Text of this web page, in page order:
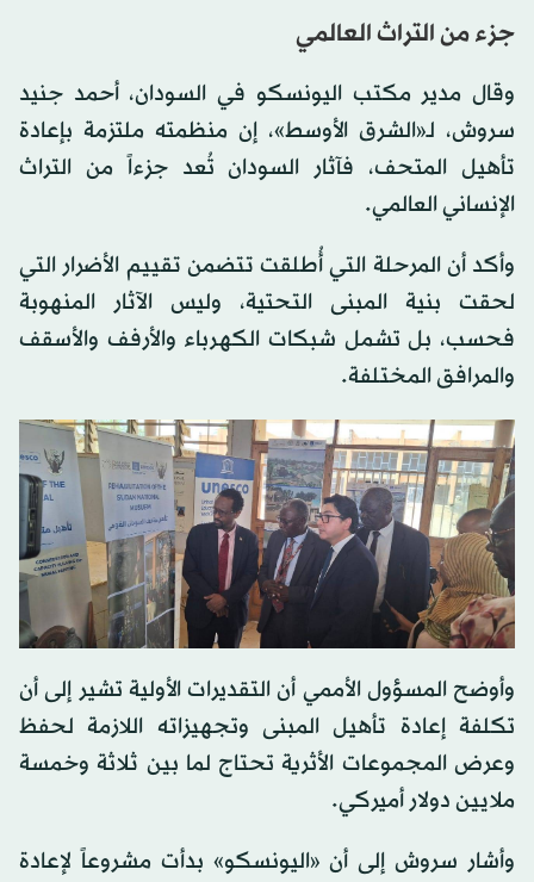
جزء من التراث العالمي
وقال مدير مكتب اليونسكو في السودان، أحمد جنيد
سروش، لـ«الشرق الأوسط»، إن منظمته ملتزمة بإعادة
تأهيل المتحف، فآثار السودان تُعد جزءاً من التراث
الإنساني العالمي.
وأكد أن المرحلة التي أُطلقت تتضمن تقييم الأضرار التي
لحقت بنية المبنى التحتية، وليس الآثار المنهوبة
فحسب، بل تشمل شبكات الكهرباء والأرفف والأسقف
والمرافق المختلفة.
وأوضح المسؤول الأممي أن التقديرات الأولية تشير إلى أن
تكلفة إعادة تأهيل المبنى وتجهيزاته اللازمة لحفظ
وعرض المجموعات الأثرية تحتاج لما بين ثلاثة وخمسة
ملايين دولار أميركي.
وأشار سروش إلى أن «اليونسكو» بدأت مشروعاً لإعادة